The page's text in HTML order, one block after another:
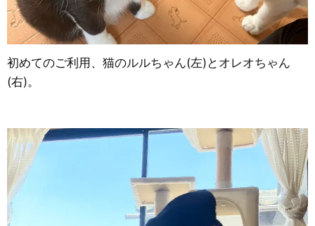
初めてのご利用、猫のルルちゃん(左)とオレオちゃん
(右)。